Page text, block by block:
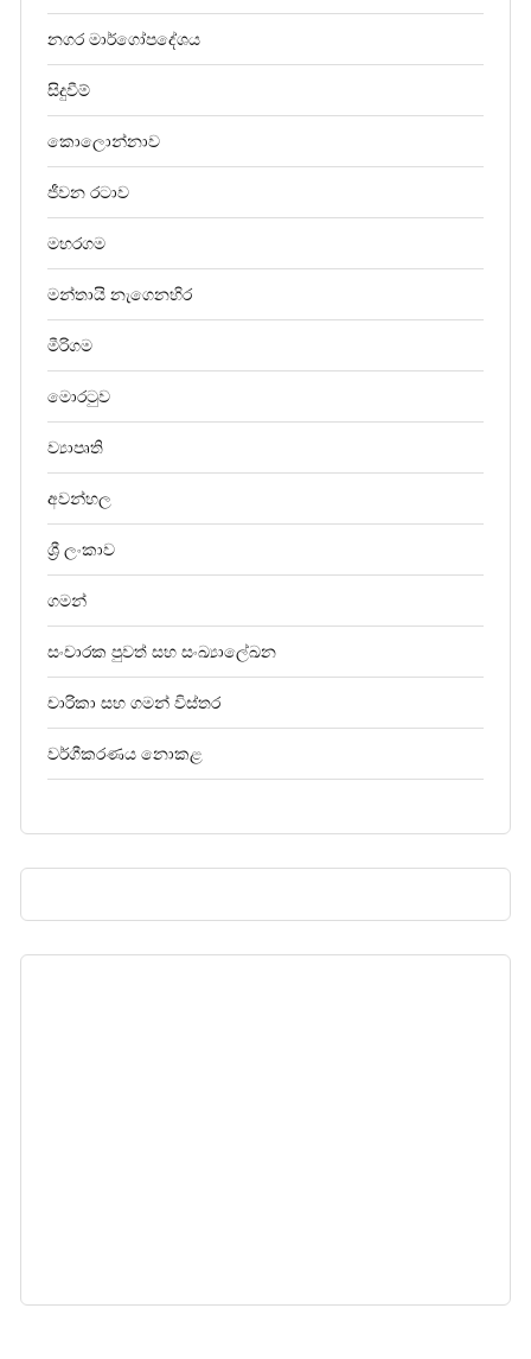
නගර මාර්ගෝපදේශය
සිදුවීම්
කොලොන්නාව
ජීවන රටාව
මහරගම
මන්තායි නැගෙනහිර
මීරිගම
මොරටුව
ව්‍යාපෘති
අවන්හල
ශ්‍රී ලංකාව
ගමන්
සංචාරක පුවත් සහ සංඛ්‍යාලේඛන
චාරිකා සහ ගමන් විස්තර
වර්ගීකරණය නොකළ